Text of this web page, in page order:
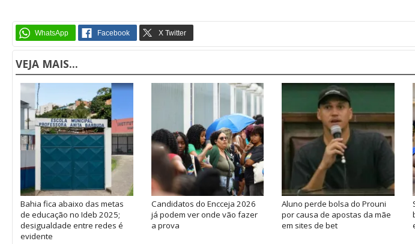
VEJA MAIS...
Bahia fica abaixo das metas
de educação no Ideb 2025;
desigualdade entre redes é
evidente
Candidatos do Encceja 2026
já podem ver onde vão fazer
a prova
Aluno perde bolsa do Prouni
por causa de apostas da mãe
em sites de bet